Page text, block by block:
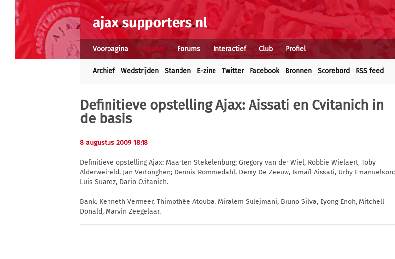
Voorpagina Nieuws Forums Interactief Club Profiel
Archief Wedstrijden Standen E-zine Twitter Facebook Bronnen Scorebord RSS feed
Definitieve opstelling Ajax: Aissati en Cvitanich in
de basis
8 augustus 2009 18:18
Definitieve opstelling Ajax: Maarten Stekelenburg; Gregory van der Wiel, Robbie Wielaert, Toby
Alderweireld, Jan Vertonghen; Dennis Rommedahl, Demy De Zeeuw, Ismaïl Aissati, Urby Emanuelson;
Luis Suarez, Dario Cvitanich.
Bank: Kenneth Vermeer, Thimothée Atouba, Miralem Sulejmani, Bruno Silva, Eyong Enoh, Mitchell
Donald, Marvin Zeegelaar.